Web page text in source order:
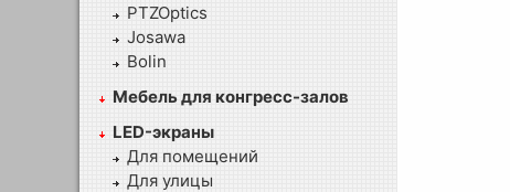
PTZOptics
Josawa
Bolin
Мебель для конгресс-залов
LED-экраны
Для помещений
Для улицы